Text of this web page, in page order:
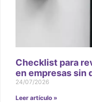
Checklist para
en empresas sin
24/07/2026
Leer artículo »